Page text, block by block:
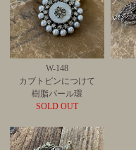
W-148
カブトピンにつけて
樹脂パール環
SOLD OUT